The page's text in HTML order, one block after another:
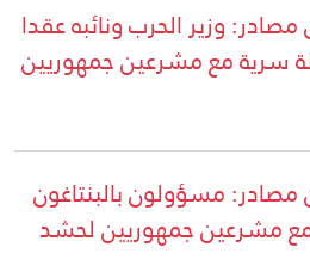
وزير الحرب ونائبه عقدا
سرية مع مشرعين جمهوريين
مسؤولون بالبنتاغون
مشرعين جمهوريين لحشد